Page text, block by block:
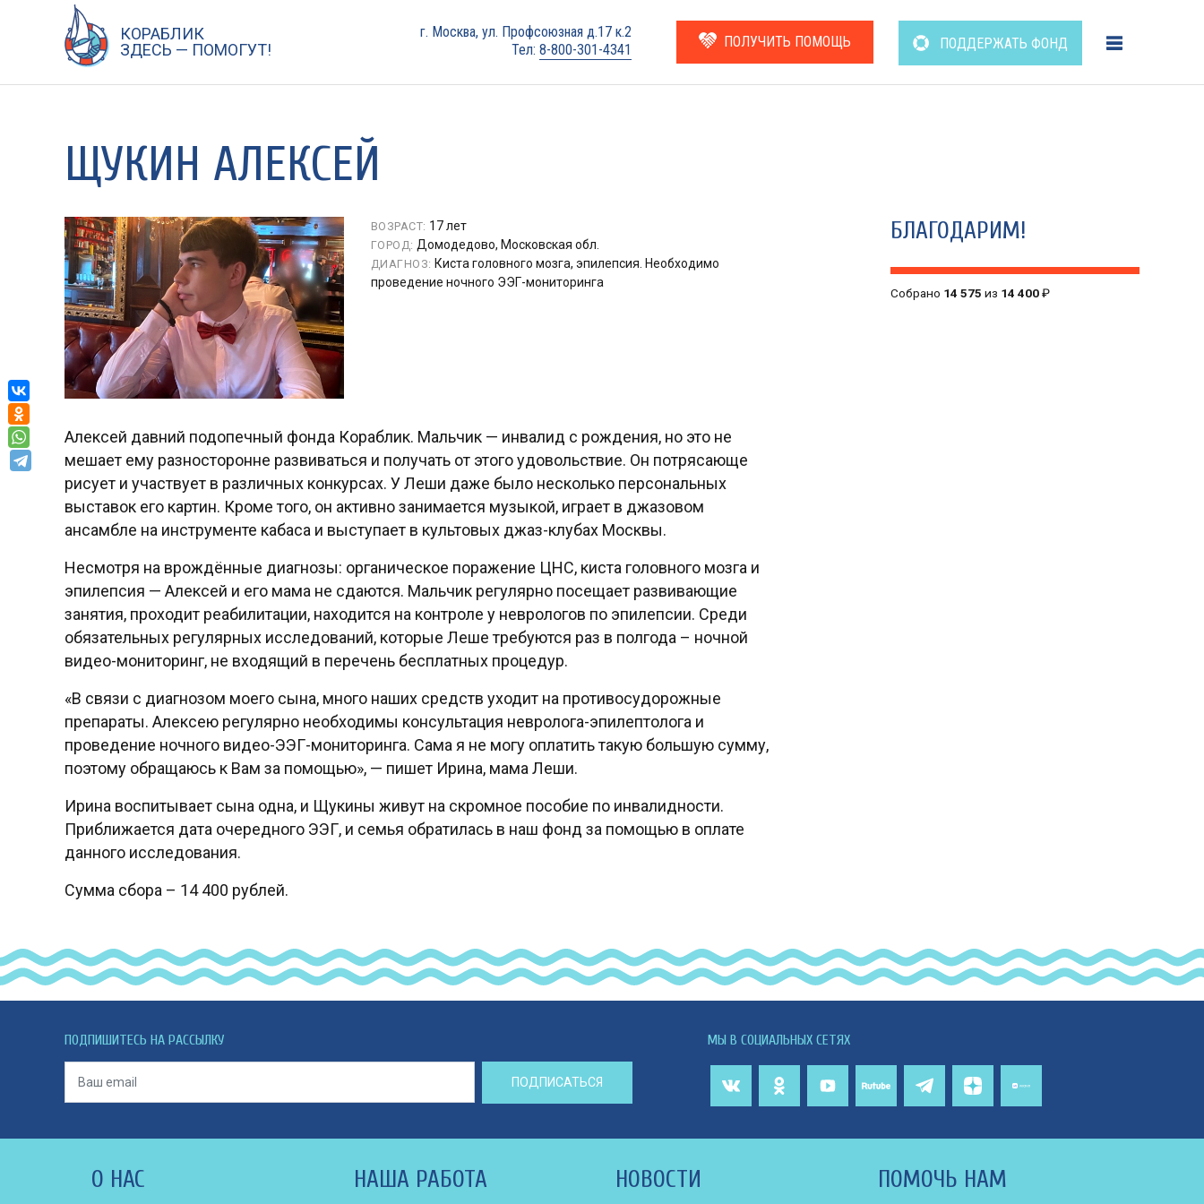
содержанию
КОРАБЛИК
ЗДЕСЬ — ПОМОГУТ!
г. Москва, ул. Профсоюзная д.17 к.2
Тел: 8-800-301-4341 ПОЛУЧИТЬ ПОМОЩЬ ПОДДЕРЖАТЬ ФОНД
ЩУКИН АЛЕКСЕЙ
ВОЗРАСТ: 17 лет
ГОРОД: Домодедово, Московская обл.
ДИАГНОЗ: Киста головного мозга, эпилепсия. Необходимо
проведение ночного ЭЭГ-мониторинга
Алексей давний подопечный фонда Кораблик. Мальчик — инвалид с рождения, но это не
мешает ему разносторонне развиваться и получать от этого удовольствие. Он потрясающе
рисует и участвует в различных конкурсах. У Леши даже было несколько персональных
выставок его картин. Кроме того, он активно занимается музыкой, играет в джазовом
ансамбле на инструменте кабаса и выступает в культовых джаз-клубах Москвы.
Несмотря на врождённые диагнозы: органическое поражение ЦНС, киста головного мозга и
эпилепсия — Алексей и его мама не сдаются. Мальчик регулярно посещает развивающие
занятия, проходит реабилитации, находится на контроле у неврологов по эпилепсии. Среди
обязательных регулярных исследований, которые Леше требуются раз в полгода – ночной
видео-мониторинг, не входящий в перечень бесплатных процедур.
«В связи с диагнозом моего сына, много наших средств уходит на противосудорожные
препараты. Алексею регулярно необходимы консультация невролога-эпилептолога и
проведение ночного видео-ЭЭГ-мониторинга. Сама я не могу оплатить такую большую сумму,
поэтому обращаюсь к Вам за помощью», — пишет Ирина, мама Леши.
Ирина воспитывает сына одна, и Щукины живут на скромное пособие по инвалидности.
Приближается дата очередного ЭЭГ, и семья обратилась в наш фонд за помощью в оплате
данного исследования.
Сумма сбора – 14 400 рублей.
БЛАГОДАРИМ!
Собрано 14 575 из 14 400₽
ПОДПИШИТЕСЬ НА РАССЫЛКУ
ПОДПИСАТЬСЯ
МЫ В СОЦИАЛЬНЫХ СЕТЯХ
О НАС НАША РАБОТА НОВОСТИ ПОМОЧЬ НАМ